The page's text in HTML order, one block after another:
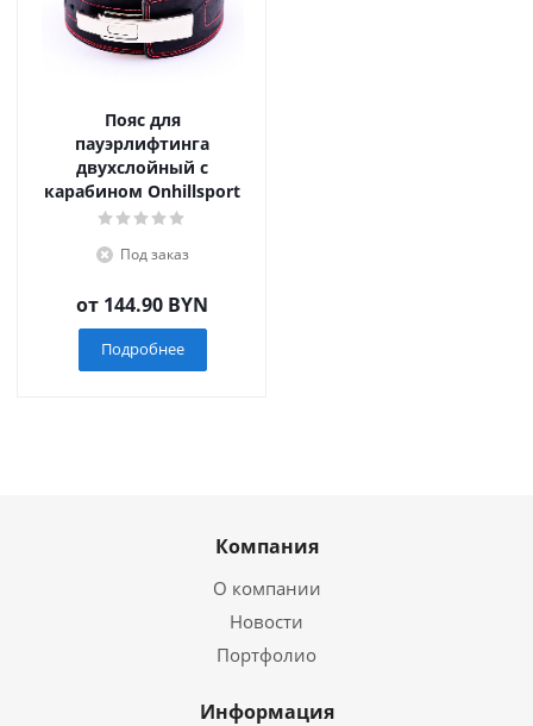
Пояс для
пауэрлифтинга
двухслойный с
карабином Onhillsport
Под заказ
от 144.90 BYN
Подробнее
Компания
О компании
Новости
Портфолио
Информация